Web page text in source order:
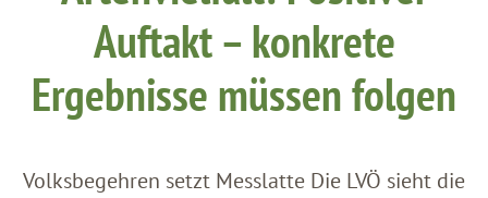
Auftakt – konkrete
Ergebnisse müssen folgen
Volksbegehren setzt Messlatte Die LVÖ sieht die